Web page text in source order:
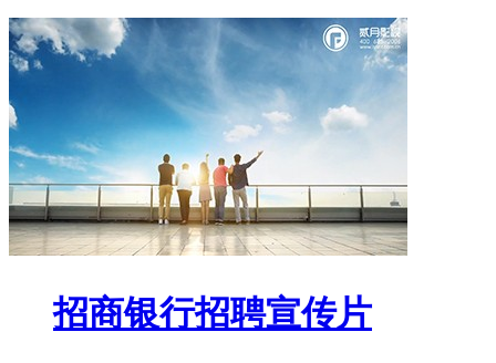
招商银行招聘宣传片